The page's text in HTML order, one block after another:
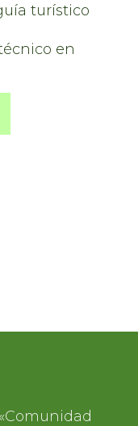
turístico
en